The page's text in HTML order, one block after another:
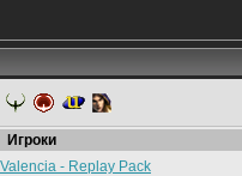
Игроки
- Replay Pack